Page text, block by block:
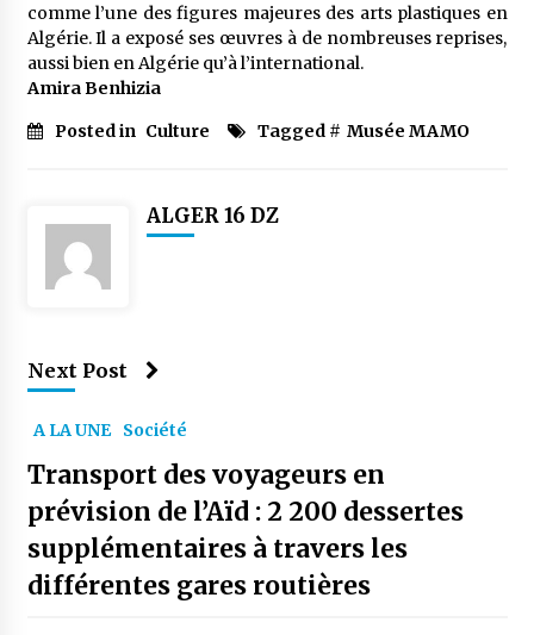
comme l’une des figures majeures des arts plastiques en
Algérie. Il a exposé ses œuvres à de nombreuses reprises,
aussi bien en Algérie qu’à l’international.
Amira Benhizia
Posted in Culture Tagged # Musée MAMO
ALGER 16 DZ
Next Post
A LA UNE Société
Transport des voyageurs en
prévision de l’Aïd : 2 200 dessertes
supplémentaires à travers les
différentes gares routières